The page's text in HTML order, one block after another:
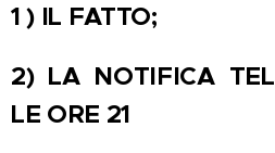
1 ) IL FATTO;
2) LA NOTIFICA
LE ORE 21